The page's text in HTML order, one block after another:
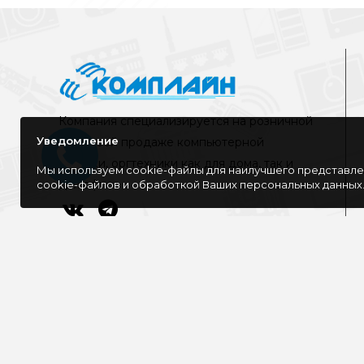
Компания специализируется на розничной
и оптовой продаже компьютерной
техники, оргтехники как для дома, так и
для офиса
Уведомление
Мы используем cookie-файлы для наилучшего
cookie-файлов и обработкой Ваших персональных данных.